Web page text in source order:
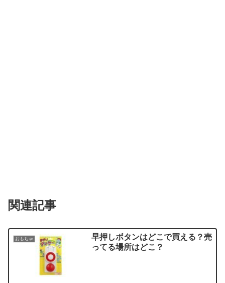
関連記事
おもちゃ
早押しボタンはどこで買える？売
ってる場所はどこ？